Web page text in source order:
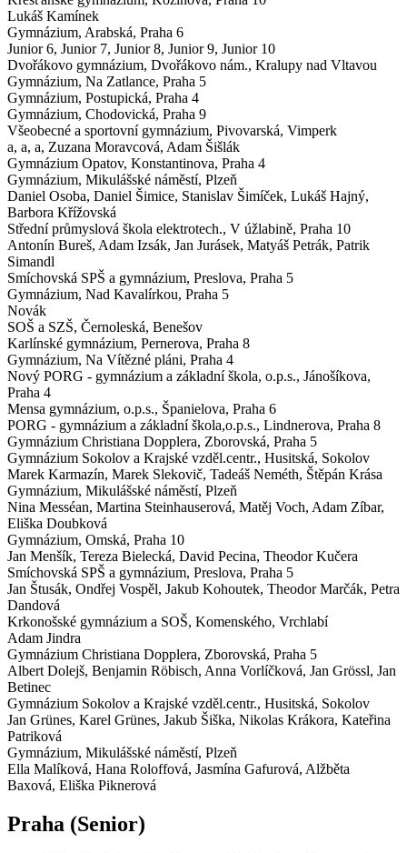
Lukáš Kamínek
Gymnázium, Arabská, Praha 6
Junior 6, Junior 7, Junior 8, Junior 9, Junior 10
Dvořákovo gymnázium, Dvořákovo nám., Kralupy nad Vltavou
Gymnázium, Na Zatlance, Praha 5
Gymnázium, Postupická, Praha 4
Gymnázium, Chodovická, Praha 9
Všeobecné a sportovní gymnázium, Pivovarská, Vimperk
a, a, a, Zuzana Moravcová, Adam Šišlák
Gymnázium Opatov, Konstantinova, Praha 4
Gymnázium, Mikulášské náměstí, Plzeň
Daniel Osoba, Daniel Šimice, Stanislav Šimíček, Lukáš Hajný,
Barbora Křížovská
Střední průmyslová škola elektrotech., V úžlabině, Praha 10
Antonín Bureš, Adam Izsák, Jan Jurásek, Matyáš Petrák, Patrik
Simandl
Smíchovská SPŠ a gymnázium, Preslova, Praha 5
Gymnázium, Nad Kavalírkou, Praha 5
Novák
SOŠ a SZŠ, Černoleská, Benešov
Karlínské gymnázium, Pernerova, Praha 8
Gymnázium, Na Vítězné pláni, Praha 4
Nový PORG - gymnázium a základní škola, o.p.s., Jánošíkova,
Praha 4
Mensa gymnázium, o.p.s., Španielova, Praha 6
PORG - gymnázium a základní škola,o.p.s., Lindnerova, Praha 8
Gymnázium Christiana Dopplera, Zborovská, Praha 5
Gymnázium Sokolov a Krajské vzděl.centr., Husitská, Sokolov
Marek Karmazín, Marek Slekovič, Tadeáš Neméth, Štěpán Krása
Gymnázium, Mikulášské náměstí, Plzeň
Nina Messéan, Martina Steinhauserová, Matěj Voch, Adam Zíbar,
Eliška Doubková
Gymnázium, Omská, Praha 10
Jan Menšík, Tereza Bielecká, David Pecina, Theodor Kučera
Smíchovská SPŠ a gymnázium, Preslova, Praha 5
Jan Štusák, Ondřej Vospěl, Jakub Kohoutek, Theodor Marčák, Petra
Dandová
Krkonošské gymnázium a SOŠ, Komenského, Vrchlabí
Adam Jindra
Gymnázium Christiana Dopplera, Zborovská, Praha 5
Albert Dolejš, Benjamin Röbisch, Anna Vorlíčková, Jan Grössl, Jan
Betinec
Gymnázium Sokolov a Krajské vzděl.centr., Husitská, Sokolov
Jan Grünes, Karel Grünes, Jakub Šiška, Nikolas Krákora, Kateřina
Patriková
Gymnázium, Mikulášské náměstí, Plzeň
Ella Malíková, Hana Roloffová, Jasmína Gafurová, Alžběta
Baxová, Eliška Piknerová
Praha (Senior)